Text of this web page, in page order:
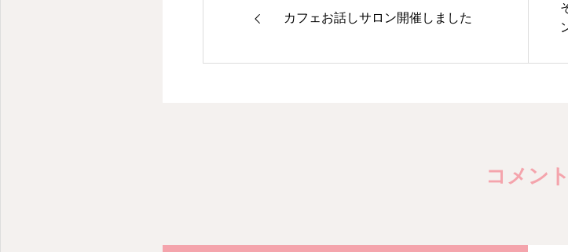
カフェお話しサロン開催しました
コメント